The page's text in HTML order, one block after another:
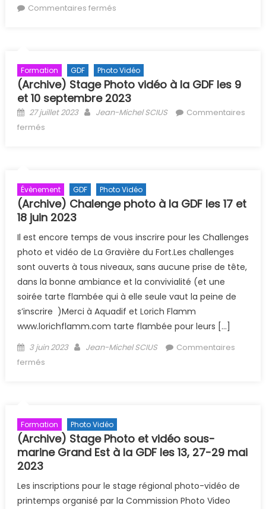
Commentaires fermés
Formation GDF Photo Vidéo
(Archive) Stage Photo vidéo à la GDF les 9
et 10 septembre 2023
Posted on
27 juillet 2023 Author
Jean-Michel SCIUS
Commentaires
fermés
Évènement GDF Photo Vidéo
(Archive) Chalenge photo à la GDF les 17 et
18 juin 2023
Il est encore temps de vous inscrire pour les Challenges
photo et vidéo de La Gravière du Fort.Les challenges
sont ouverts à tous niveaux, sans aucune prise de tête,
dans la bonne ambiance et la convivialité (et une
soirée tarte flambée qui à elle seule vaut la peine de
s’inscrire )Merci à Aquadif et Lorich Flamm
www.lorichflamm.com tarte flambée pour leurs […]
Posted on
3 juin 2023 Author
Jean-Michel SCIUS
Commentaires
fermés
Formation Photo Vidéo
(Archive) Stage Photo et vidéo sous-
marine Grand Est à la GDF les 13, 27-29 mai
2023
Les inscriptions pour le stage régional photo-vidéo de
printemps organisé par la Commission Photo Video